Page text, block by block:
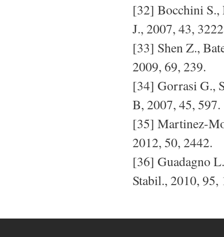
[32] Bocchini S.,
J., 2007, 43,
[33] Shen Z.,
2009, 69, 239.
[34] Gorrasi G.,
B, 2007, 45, 597.
[35] Martinez-
2012, 50, 2442.
[36] Guadagno
Stabil., 2010, 95,